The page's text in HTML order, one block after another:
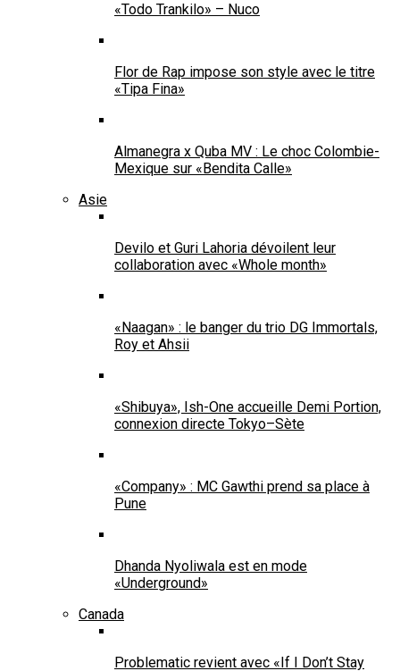
«Todo Trankilo» – Nuco
Flor de Rap impose son style avec le titre
«Tipa Fina»
Almanegra x Quba MV : Le choc Colombie-
Mexique sur «Bendita Calle»
Asie
Devilo et Guri Lahoria dévoilent leur
collaboration avec «Whole month»
«Naagan» : le banger du trio DG Immortals,
Roy et Ahsii
«Shibuya», Ish-One accueille Demi Portion,
connexion directe Tokyo–Sète
«Company» : MC Gawthi prend sa place à
Pune
Dhanda Nyoliwala est en mode
«Underground»
Canada
Problematic revient avec «If I Don’t Stay